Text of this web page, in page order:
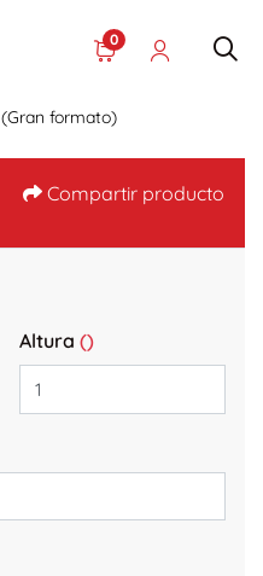
0
(Gran formato)
Compartir producto
Altura ()